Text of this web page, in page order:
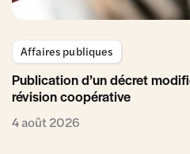
Affaires publiques
Publication d’un décret
révision coopérative
4 août 2026